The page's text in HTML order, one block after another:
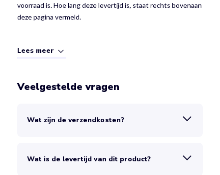
voorraad is. Hoe lang deze levertijd is, staat rechts bovenaan
deze pagina vermeld.
Lees meer
Veelgestelde vragen
Wat zijn de verzendkosten?
Wat is de levertijd van dit product?